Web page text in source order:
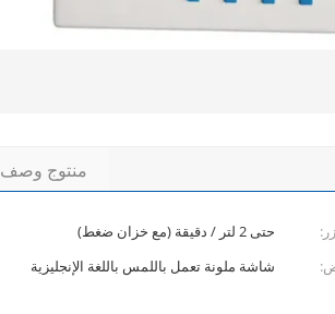
منتوج وصف
حتى 2 لتر / دقيقة (مع خزان ضغط)
شاشة ملونة تعمل باللمس باللغة الإنجليزية